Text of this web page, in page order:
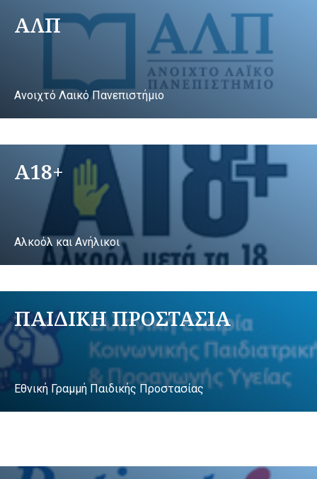
ΑΛΠ
Ανοιχτό Λαικό Πανεπιστήμιο
A18+
Αλκοόλ και Ανήλικοι
ΠΑΙΔΙΚΗ ΠΡΟΣΤΑΣΙΑ
Εθνική Γραμμή Παιδικής Προστασίας